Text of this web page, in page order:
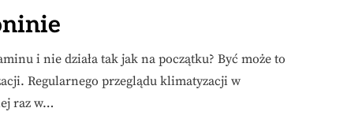
i nie działa tak jak na początku? Być może to
Regularnego przeglądu klimatyzacji w
raz w…